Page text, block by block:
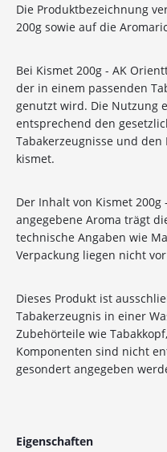
Die Produktbezeichnung
200g sowie auf die
Bei Kismet 200g - AK
der in einem passenden
genutzt wird. Die Nutzung
entsprechend den
Tabakerzeugnisse und
kismet.
Der Inhalt von Kismet 200g
angegebene Aroma trägt
technische Angaben wie
Verpackung liegen nicht
Dieses Produkt ist
Tabakerzeugnis in einer
Zubehörteile wie
Komponenten sind nicht
gesondert angegeben
Eigenschaften
10%
auf deine
Sichere dir jetzt 10%
Entdecke eine große